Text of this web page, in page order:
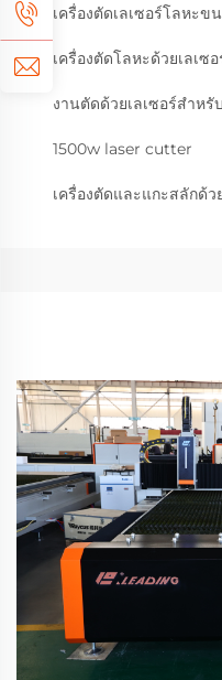
เครื่องตัดเลเซอร์โลหะข
เครื่องตัดโลหะด้วยเลเซ
งานตัดด้วยเลเซอร์สำหรั
1500w laser cutter
เครื่องตัดและแกะสลักด้ว